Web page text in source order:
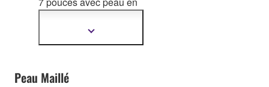
texturé(TCS). 1 zone.
Afficher
Peau Maillé